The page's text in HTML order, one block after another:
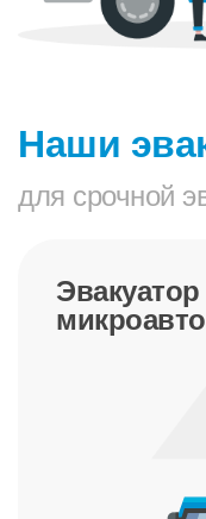
Наши
для срочной